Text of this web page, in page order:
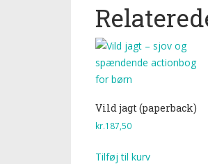
Vild jagt (paperback)
kr.187,50
Tilføj til kurv